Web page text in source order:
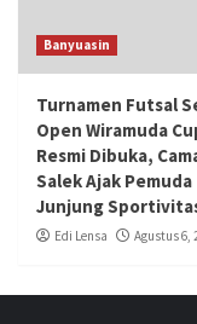
Banyuasin
Turnamen Futsal
Open Wiramuda
Resmi Dibuka,
Salek Ajak Pemuda
Junjung
Edi Lensa Agustus 6,